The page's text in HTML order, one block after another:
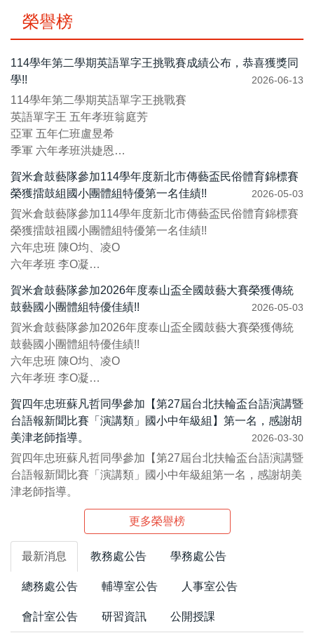
榮譽榜
114學年第二學期英語單字王挑戰賽成績公布，恭喜獲獎同
學!!
2026-06-13
114學年第二學期英語單字王挑戰賽
英語單字王 五年孝班翁庭芳
亞軍 五年仁班盧昱希
季軍 六年孝班洪婕恩
賀米倉鼓藝隊參加114學年度新北市傳藝盃民俗體育錦標賽
榮獲擂鼓組國小團體組特優第一名佳績!!
2026-05-03
賀米倉鼓藝隊參加114學年度新北市傳藝盃民俗體育錦標賽
榮獲擂鼓祖國小團體組特優第一名佳績!!
六年忠班 陳O均、凌O
六年孝班 李O凝
五年忠班 陳O倫、李O瑾
五年孝班 呂O宏、徐O廷
五年仁班 張O彧、潘O傑
...
賀米倉鼓藝隊參加2026年度泰山盃全國鼓藝大賽榮獲傳統
鼓藝國小團體組特優佳績!!
2026-05-03
賀米倉鼓藝隊參加2026年度泰山盃全國鼓藝大賽榮獲傳統
鼓藝國小團體組特優佳績!!
六年忠班 陳O均、凌O
六年孝班 李O凝
五年忠班 陳O倫、李O瑾
五年孝班 呂O宏、徐O廷
五年仁班 張O彧、潘O傑
四年孝班 戴...
賀四年忠班蘇凡哲同學參加【第27屆台北扶輪盃台語演講暨
台語報新聞比賽「演講類」國小中年級組】第一名，感謝胡
美津老師指導。
2026-03-30
賀四年忠班蘇凡哲同學參加【第27屆台北扶輪盃台語演講暨
台語報新聞比賽「演講類」國小中年級組第一名，感謝胡美
津老師指導。
更多榮譽榜
最新消息 教務處公告 學務處公告
總務處公告 輔導室公告 人事室公告
會計室公告 研習資訊 公開授課